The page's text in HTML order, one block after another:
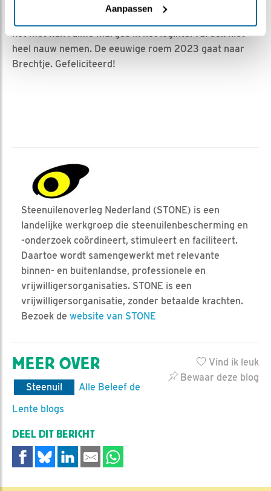
Aanpassen
later dan het werkelijke tijdstip, maar dat is zeker niet
het met hun ruime marges in het leginterval ook niet
heel nauw nemen. De eeuwige roem 2023 gaat naar
Brechtje. Gefeliciteerd!
Steenuilenoverleg Nederland (STONE) is een
landelijke werkgroep die steenuilenbescherming en
-onderzoek coördineert, stimuleert en faciliteert.
Daartoe wordt samengewerkt met relevante
binnen- en buitenlandse, professionele en
vrijwilligersorganisaties. STONE is een
vrijwilligersorganisatie, zonder betaalde krachten.
Bezoek de website van STONE
Vind ik leuk
Bewaar deze blog
MEER OVER
Steenuil
Alle Beleef de
Lente blogs
DEEL DIT BERICHT